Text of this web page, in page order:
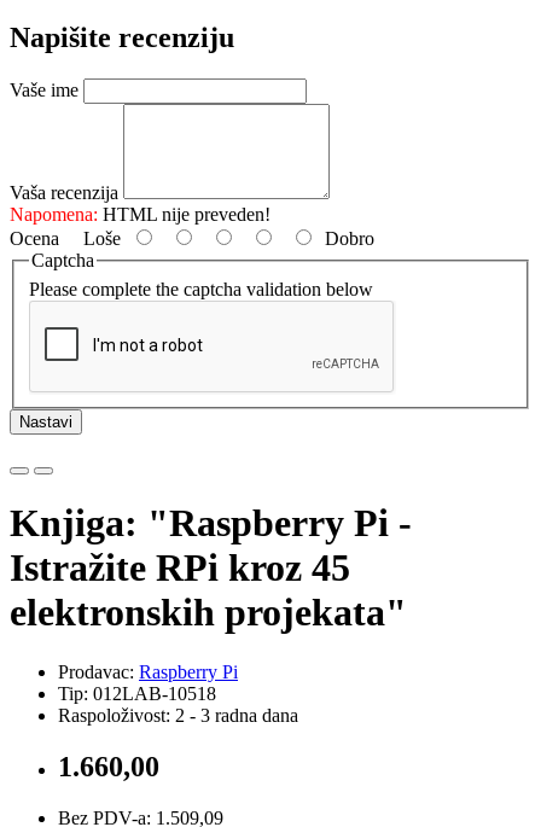
Napišite recenziju
Vaše ime
Vaša recenzija
Napomena: HTML nije preveden!
Ocena Loše
Dobro
Captcha
Please complete the captcha validation below
Nastavi
Knjiga: "Raspberry Pi -
Istražite RPi kroz 45
elektronskih projekata"
Prodavac: Raspberry Pi
Tip: 012LAB-10518
Raspoloživost: 2 - 3 radna dana
1.660,00
Bez PDV-a: 1.509,09